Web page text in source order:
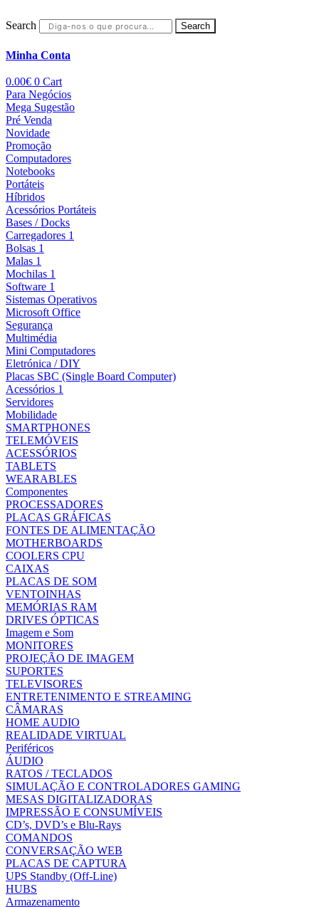
Search Search
Minha Conta
0.00€ 0 Cart
Para Negócios
Mega Sugestão
Pré Venda
Novidade
Promoção
Computadores
Notebooks
Portáteis
Híbridos
Acessórios Portáteis
Bases / Docks
Carregadores 1
Bolsas 1
Malas 1
Mochilas 1
Software 1
Sistemas Operativos
Microsoft Office
Segurança
Multimédia
Mini Computadores
Eletrónica / DIY
Placas SBC (Single Board Computer)
Acessórios 1
Servidores
Mobilidade
SMARTPHONES
TELEMÓVEIS
ACESSÓRIOS
TABLETS
WEARABLES
Componentes
PROCESSADORES
PLACAS GRÁFICAS
FONTES DE ALIMENTAÇÃO
MOTHERBOARDS
COOLERS CPU
CAIXAS
PLACAS DE SOM
VENTOINHAS
MEMÓRIAS RAM
DRIVES ÓPTICAS
Imagem e Som
MONITORES
PROJEÇÃO DE IMAGEM
SUPORTES
TELEVISORES
ENTRETENIMENTO E STREAMING
CÂMARAS
HOME AUDIO
REALIDADE VIRTUAL
Periféricos
ÁUDIO
RATOS / TECLADOS
SIMULAÇÃO E CONTROLADORES GAMING
MESAS DIGITALIZADORAS
IMPRESSÃO E CONSUMÍVEIS
CD’s, DVD’s e Blu-Rays
COMANDOS
CONVERSAÇÃO WEB
PLACAS DE CAPTURA
UPS Standby (Off-Line)
HUBS
Armazenamento